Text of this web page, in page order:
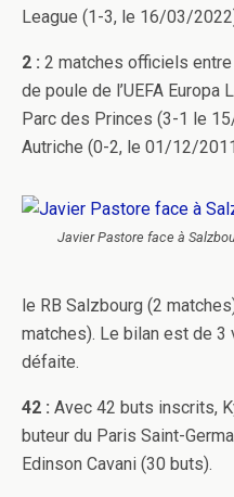
League (1-3, le 16/03/
2 : 2 matches officiels
de poule de l’UEFA Europa
Parc des Princes (3-1 le
Autriche (0-2, le 01/12/
Javier Pastore face à
le RB Salzbourg (2
matches). Le bilan est de 3
défaite.
42 : Avec 42 buts inscrits,
buteur du Paris Saint-
Edinson Cavani (30 buts).